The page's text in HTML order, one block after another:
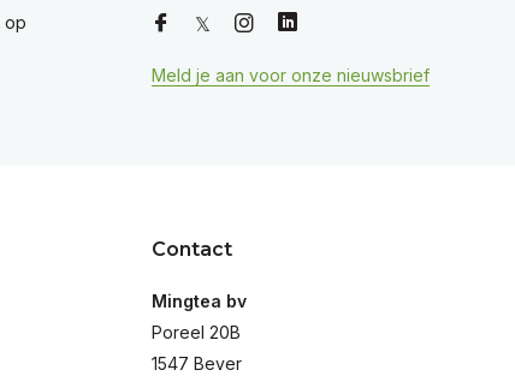
op
Meld je aan voor onze nieuwsbrief
Contact
Mingtea bv
Poreel 20B
1547 Bever